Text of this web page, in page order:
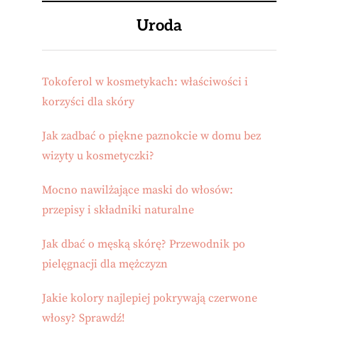
Uroda
Tokoferol w kosmetykach: właściwości i
korzyści dla skóry
Jak zadbać o piękne paznokcie w domu bez
wizyty u kosmetyczki?
Mocno nawilżające maski do włosów:
przepisy i składniki naturalne
Jak dbać o męską skórę? Przewodnik po
pielęgnacji dla mężczyzn
Jakie kolory najlepiej pokrywają czerwone
włosy? Sprawdź!